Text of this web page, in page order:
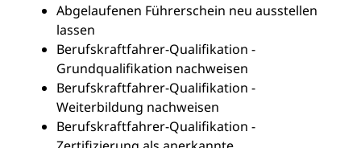
Abgelaufenen Führerschein neu ausstellen
lassen
Berufskraftfahrer-Qualifikation -
Grundqualifikation nachweisen
Berufskraftfahrer-Qualifikation -
Weiterbildung nachweisen
Berufskraftfahrer-Qualifikation -